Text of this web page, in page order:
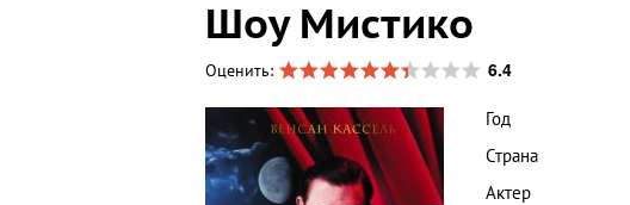
Шоу Мистико
Оценить: 6.4
Год
Страна
Актер